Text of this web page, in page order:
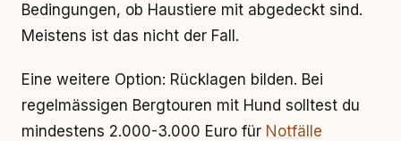
Bedingungen, ob Haustiere mit abgedeckt sind.
Meistens ist das nicht der Fall.
Eine weitere Option: Rücklagen bilden. Bei
regelmässigen Bergtouren mit Hund solltest du
mindestens 2.000-3.000 Euro für Notfälle